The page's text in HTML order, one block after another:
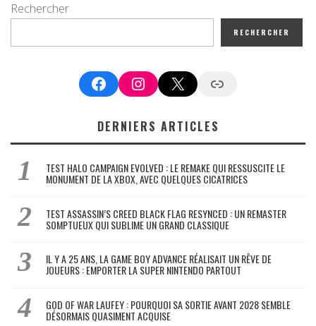
Rechercher
RECHERCHER
FacebookInstagram
X Google News
DERNIERS ARTICLES
TEST HALO CAMPAIGN EVOLVED : LE REMAKE QUI RESSUSCITE LE
MONUMENT DE LA XBOX, AVEC QUELQUES CICATRICES
TEST ASSASSIN’S CREED BLACK FLAG RESYNCED : UN REMASTER
SOMPTUEUX QUI SUBLIME UN GRAND CLASSIQUE
IL Y A 25 ANS, LA GAME BOY ADVANCE RÉALISAIT UN RÊVE DE
JOUEURS : EMPORTER LA SUPER NINTENDO PARTOUT
GOD OF WAR LAUFEY : POURQUOI SA SORTIE AVANT 2028 SEMBLE
DÉSORMAIS QUASIMENT ACQUISE